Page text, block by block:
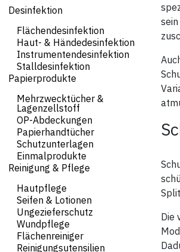
Desinfektion
Flächendesinfektion
Haut- & Händedesinfektion
Instrumentendesinfektion
Stalldesinfektion
Papierprodukte
Mehrzwecktücher &
Lagenzellstoff
OP-Abdeckungen
Papierhandtücher
Schutzunterlagen
Einmalprodukte
Reinigung & Pflege
Hautpflege
Seifen & Lotionen
Ungezieferschutz
Wundpflege
Flächenreiniger
Reinigungsutensilien
Die